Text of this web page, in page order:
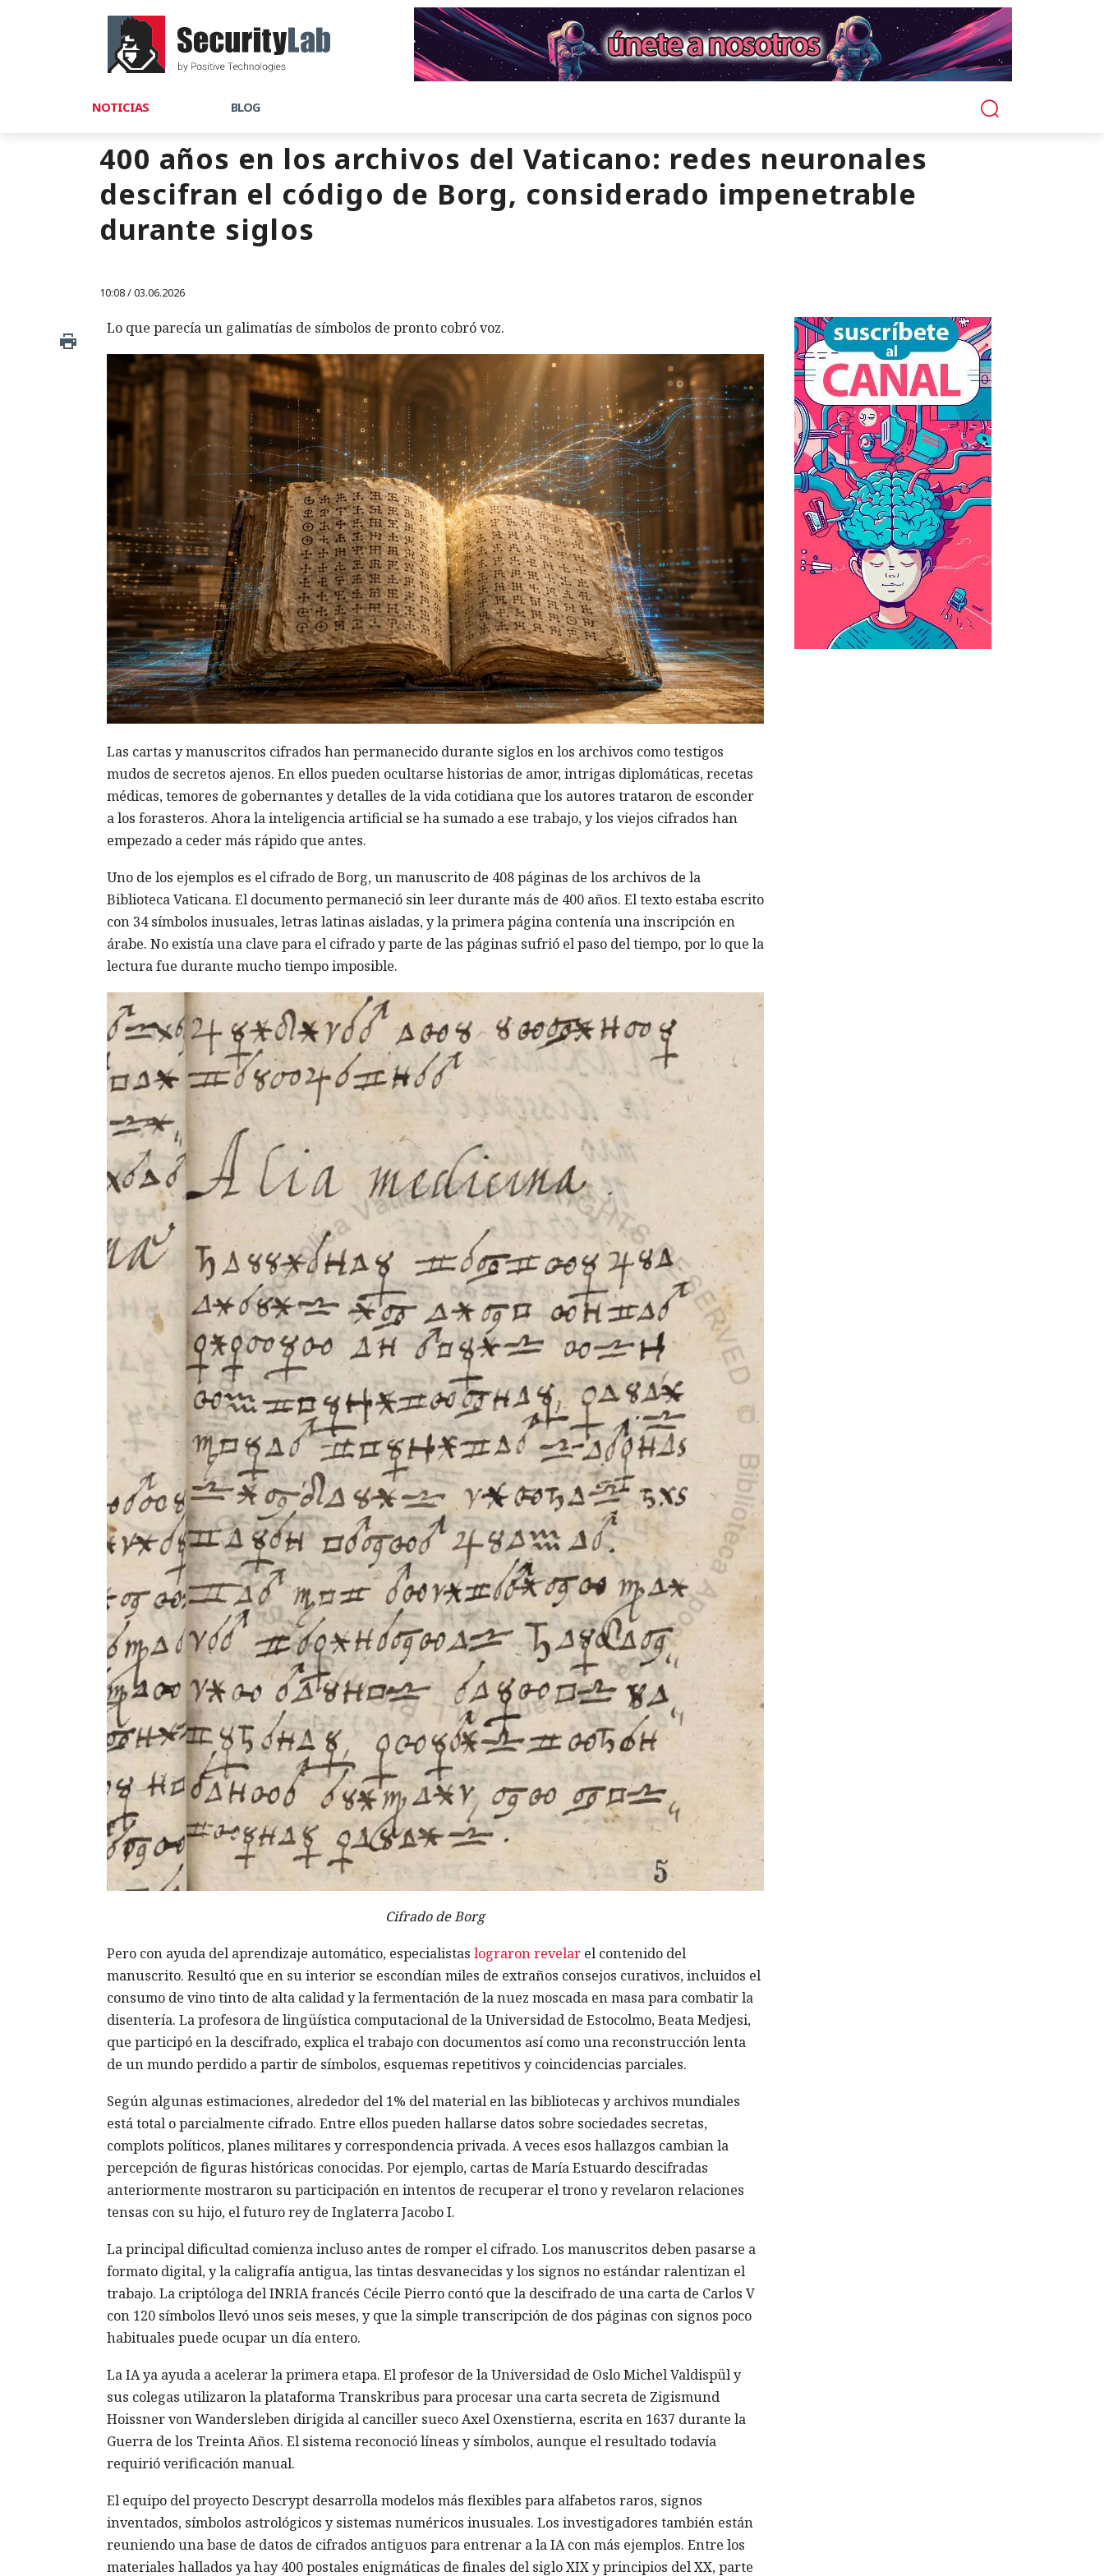
NOTICIAS BLOG
400 años en los archivos del Vaticano: redes neuronales
descifran el código de Borg, considerado impenetrable
durante siglos
10:08 / 03.06.2026
Lo que parecía un galimatías de símbolos de pronto cobró voz.
Las cartas y manuscritos cifrados han permanecido durante siglos en los archivos como testigos
mudos de secretos ajenos. En ellos pueden ocultarse historias de amor, intrigas diplomáticas, recetas
médicas, temores de gobernantes y detalles de la vida cotidiana que los autores trataron de esconder
a los forasteros. Ahora la inteligencia artificial se ha sumado a ese trabajo, y los viejos cifrados han
empezado a ceder más rápido que antes.
Uno de los ejemplos es el cifrado de Borg, un manuscrito de 408 páginas de los archivos de la
Biblioteca Vaticana. El documento permaneció sin leer durante más de 400 años. El texto estaba escrito
con 34 símbolos inusuales, letras latinas aisladas, y la primera página contenía una inscripción en
árabe. No existía una clave para el cifrado y parte de las páginas sufrió el paso del tiempo, por lo que la
lectura fue durante mucho tiempo imposible.
Cifrado de Borg
Pero con ayuda del aprendizaje automático, especialistas lograron revelarel contenido del
manuscrito. Resultó que en su interior se escondían miles de extraños consejos curativos, incluidos el
consumo de vino tinto de alta calidad y la fermentación de la nuez moscada en masa para combatir la
disentería. La profesora de lingüística computacional de la Universidad de Estocolmo, Beata Medjesi,
que participó en la descifrado, explica el trabajo con documentos así como una reconstrucción lenta
de un mundo perdido a partir de símbolos, esquemas repetitivos y coincidencias parciales.
Según algunas estimaciones, alrededor del 1% del material en las bibliotecas y archivos mundiales
está total o parcialmente cifrado. Entre ellos pueden hallarse datos sobre sociedades secretas,
complots políticos, planes militares y correspondencia privada. A veces esos hallazgos cambian la
percepción de figuras históricas conocidas. Por ejemplo, cartas de María Estuardo descifradas
anteriormente mostraron su participación en intentos de recuperar el trono y revelaron relaciones
tensas con su hijo, el futuro rey de Inglaterra Jacobo I.
La principal dificultad comienza incluso antes de romper el cifrado. Los manuscritos deben pasarse a
formato digital, y la caligrafía antigua, las tintas desvanecidas y los signos no estándar ralentizan el
trabajo. La criptóloga del INRIA francés Cécile Pierro contó que la descifrado de una carta de Carlos V
con 120 símbolos llevó unos seis meses, y que la simple transcripción de dos páginas con signos poco
habituales puede ocupar un día entero.
La IA ya ayuda a acelerar la primera etapa. El profesor de la Universidad de Oslo Michel Valdispül y
sus colegas utilizaron la plataforma Transkribus para procesar una carta secreta de Zigismund
Hoissner von Wandersleben dirigida al canciller sueco Axel Oxenstierna, escrita en 1637 durante la
Guerra de los Treinta Años. El sistema reconoció líneas y símbolos, aunque el resultado todavía
requirió verificación manual.
El equipo del proyecto Descrypt desarrolla modelos más flexibles para alfabetos raros, signos
inventados, símbolos astrológicos y sistemas numéricos inusuales. Los investigadores también están
reuniendo una base de datos de cifrados antiguos para entrenar a la IA con más ejemplos. Entre los
materiales hallados ya hay 400 postales enigmáticas de finales del siglo XIX y principios del XX, parte